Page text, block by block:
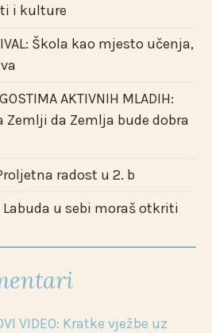
i kulture
Škola kao mjesto učenja,
AKTIVNIH MLADIH:
Zemlji da Zemlja bude dobra
radost u 2. b
u sebi moraš otkriti
VIDEO: Kratke vježbe uz